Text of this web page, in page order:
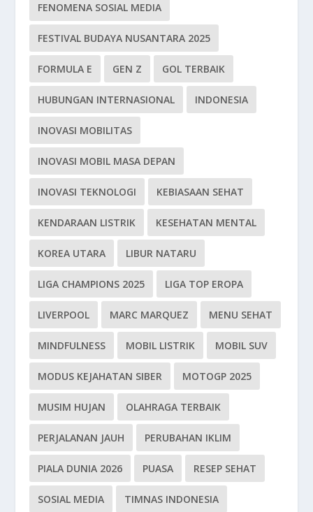
FENOMENA SOSIAL MEDIA
FESTIVAL BUDAYA NUSANTARA 2025
FORMULA E GEN Z GOL TERBAIK
HUBUNGAN INTERNASIONAL INDONESIA
INOVASI MOBILITAS
INOVASI MOBIL MASA DEPAN
INOVASI TEKNOLOGI KEBIASAAN SEHAT
KENDARAAN LISTRIK KESEHATAN MENTAL
KOREA UTARA LIBUR NATARU
LIGA CHAMPIONS 2025 LIGA TOP EROPA
LIVERPOOL MARC MARQUEZ MENU SEHAT
MINDFULNESS MOBIL LISTRIK MOBIL SUV
MODUS KEJAHATAN SIBER MOTOGP 2025
MUSIM HUJAN OLAHRAGA TERBAIK
PERJALANAN JAUH PERUBAHAN IKLIM
PIALA DUNIA 2026 PUASA RESEP SEHAT
SOSIAL MEDIA TIMNAS INDONESIA